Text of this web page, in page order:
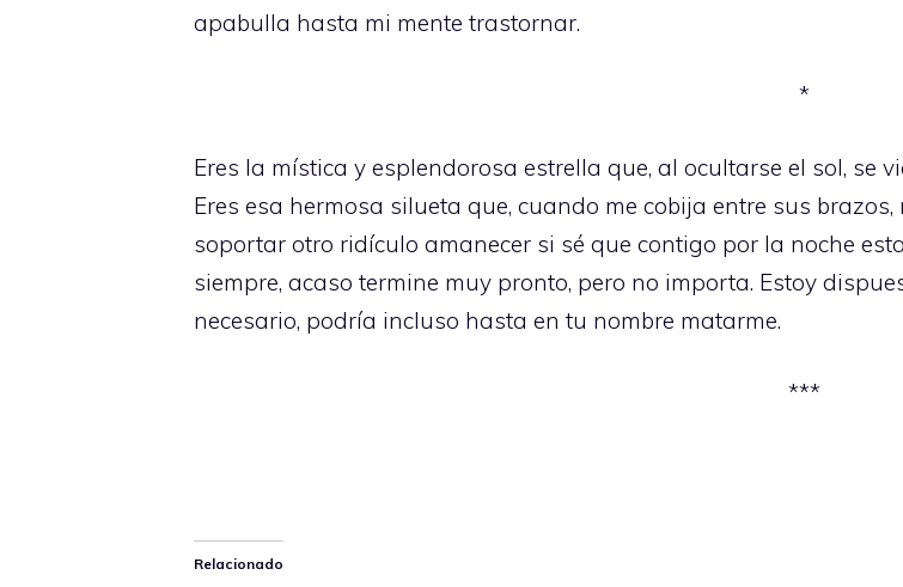
apabulla hasta mi mente trastornar.
*
Eres la mística y esplendorosa estrella que, al ocultarse el sol, se
Eres esa hermosa silueta que, cuando me cobija entre sus
soportar otro ridículo amanecer si sé que contigo por la noche
siempre, acaso termine muy pronto, pero no importa. Estoy
necesario, podría incluso hasta en tu nombre matarme.
***
Relacionado